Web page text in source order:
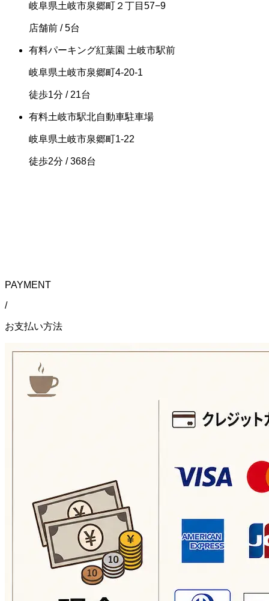
岐阜県土岐市泉郷町２丁目57−9
店舗前 / 5台
有料パーキング紅葉園 土岐市駅前
岐阜県土岐市泉郷町4-20-1
徒歩1分 / 21台
有料土岐市駅北自動車駐車場
岐阜県土岐市泉郷町1-22
徒歩2分 / 368台
PAYMENT
/
お支払い方法